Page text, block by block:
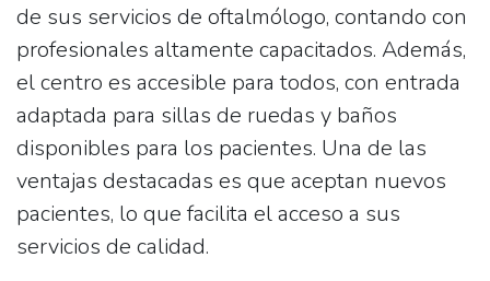
de sus servicios de oftalmólogo, contando con
profesionales altamente capacitados. Además,
el centro es accesible para todos, con entrada
adaptada para sillas de ruedas y baños
disponibles para los pacientes. Una de las
ventajas destacadas es que aceptan nuevos
pacientes, lo que facilita el acceso a sus
servicios de calidad.